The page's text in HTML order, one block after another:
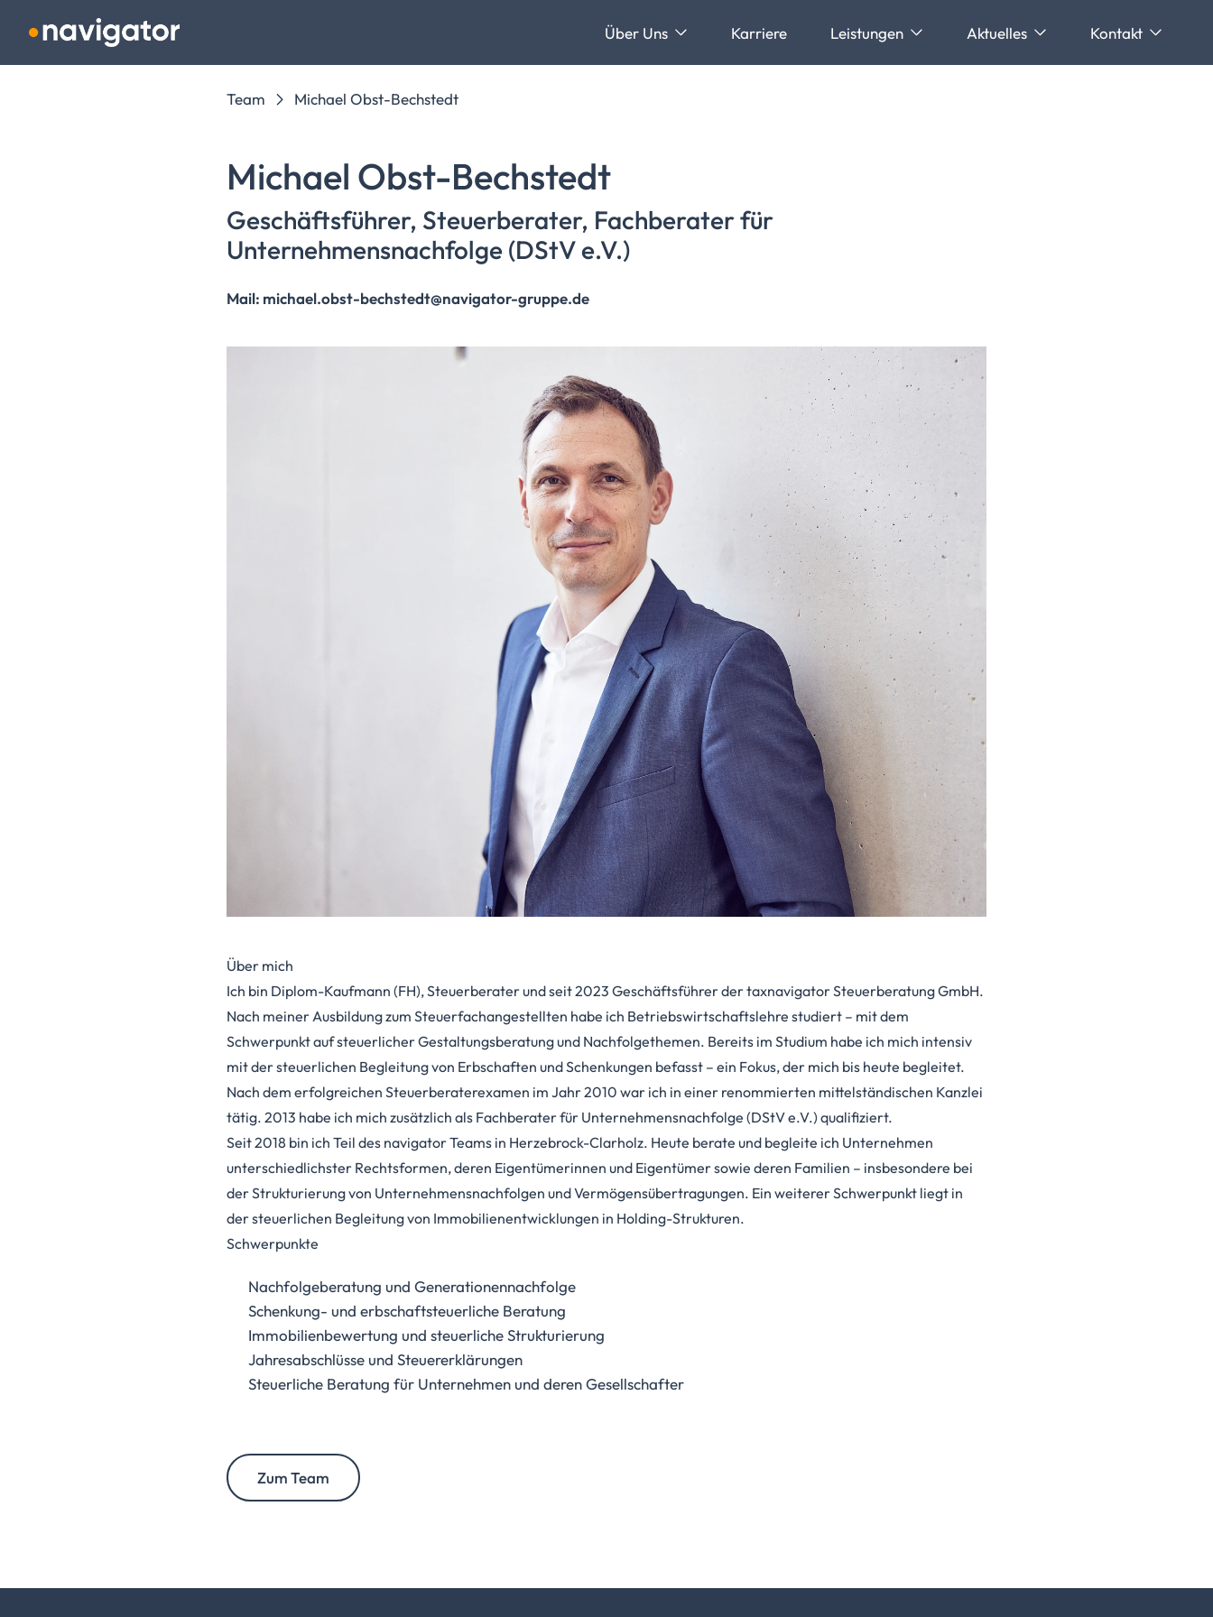
Navigation überspringen Über Uns Karriere Leistungen Aktuelles Kontakt
Team Michael Obst-Bechstedt
Michael Obst-Bechstedt
Geschäftsführer, Steuerberater, Fachberater für
Unternehmensnachfolge(DStV e.V.)
Mail: michael.obst-bechstedt@navigator-gruppe.de
Über mich
Ich bin Diplom-Kaufmann (FH), Steuerberater und seit 2023 Geschäftsführer der taxnavigator Steuerberatung GmbH.
Nach meiner Ausbildung zum Steuerfachangestellten habe ich Betriebswirtschaftslehre studiert – mit dem
Schwerpunkt auf steuerlicher Gestaltungsberatung und Nachfolgethemen. Bereits im Studium habe ich mich intensiv
mit der steuerlichen Begleitung von Erbschaften und Schenkungen befasst – ein Fokus, der mich bis heute begleitet.
Nach dem erfolgreichen Steuerberaterexamen im Jahr 2010 war ich in einer renommierten mittelständischen Kanzlei
tätig. 2013 habe ich mich zusätzlich als Fachberater für Unternehmensnachfolge (DStV e.V.) qualifiziert.
Seit 2018 bin ich Teil des navigator Teams in Herzebrock-Clarholz. Heute berate und begleite ich Unternehmen
unterschiedlichster Rechtsformen, deren Eigentümerinnen und Eigentümer sowie deren Familien – insbesondere bei
der Strukturierung von Unternehmensnachfolgen und Vermögensübertragungen. Ein weiterer Schwerpunkt liegt in
der steuerlichen Begleitung von Immobilienentwicklungen in Holding-Strukturen.
Schwerpunkte
Nachfolgeberatung und Generationennachfolge
Schenkung- und erbschaftsteuerliche Beratung
Immobilienbewertung und steuerliche Strukturierung
Jahresabschlüsse und Steuererklärungen
Steuerliche Beratung für Unternehmen und deren Gesellschafter
Zum Team